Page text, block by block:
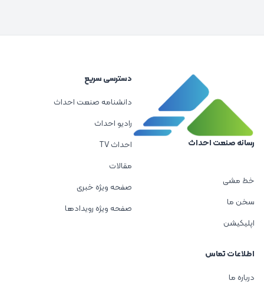
رسانه صنعت احداث
خط مشی
سخن ما
اپلیکیشن
دسترسی سریع
دانشنامه صنعت احداث
رادیو احداث
احداث TV
مقالات
صفحه ویژه خبری
صفحه ویژه رویدادها
اطلاعات تماس
درباره ما